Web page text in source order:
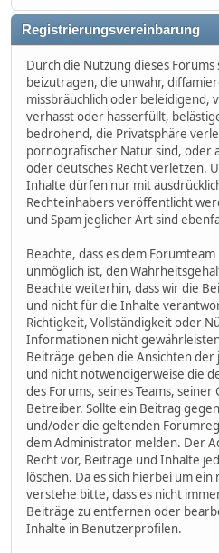
Registrierungsvereinbarung
Durch die Nutzung dieses
beizutragen, die unwahr,
missbräuchlich oder beleidigend,
verhasst oder hasserfüllt,
bedrohend, die Privatsphäre
pornografischer Natur sind, oder
oder deutsches Recht verletzen.
Inhalte dürfen nur mit
Rechteinhabers veröffentlicht
und Spam jeglicher Art sind
Beachte, dass es dem
unmöglich ist, den
Beachte weiterhin, dass wir die
und nicht für die Inhalte
Richtigkeit, Vollständigkeit oder
Informationen nicht
Beiträge geben die Ansichten
und nicht notwendigerweise die
des Forums, seines Teams,
Betreiber. Sollte ein Beitrag
und/oder die geltenden
dem Administrator melden. Der
Recht vor, Beiträge und Inhalte
löschen. Da es sich hierbei um
verstehe bitte, dass es nicht
Beiträge zu entfernen oder
Inhalte in Benutzerprofilen.